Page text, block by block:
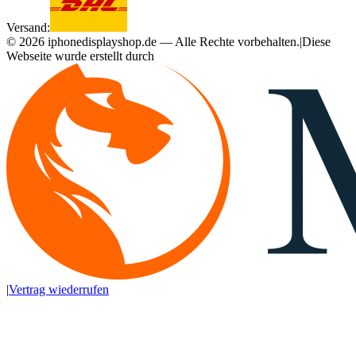
Versand:
© 2026 iphonedisplayshop.de — Alle Rechte vorbehalten.|Diese
Webseite wurde erstellt durch
|Vertrag wiederrufen